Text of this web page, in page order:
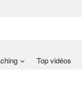
Top vidéos